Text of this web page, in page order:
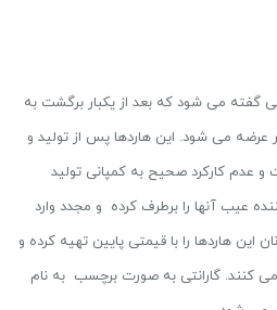
گفته می شود که بعد از یکبار برگشت به
عرضه می شود. این هاردها پس از تولید و
و عدم کارکرد صحیح به کمپانی تولید
عیب آنها را برطرف کرده و مجدد وارد
این هاردها را با قیمتی پایین تهیه کرده و
می کنند. گارانتی به صورت برچسب به نام